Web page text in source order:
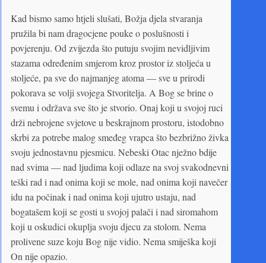
Kad bismo samo htjeli slušati, Božja djela stvaranja
pružila bi nam dragocjene pouke o poslušnosti i
povjerenju. Od zvijezda što putuju svojim nevidljivim
stazama određenim smjerom kroz prostor iz stoljeća u
stoljeće, pa sve do najmanjeg atoma — sve u prirodi
pokorava se volji svojega Stvoritelja. A Bog se brine o
svemu i održava sve što je stvorio. Onaj koji u svojoj ruci
drži nebrojene svjetove u beskrajnom prostoru, istodobno
skrbi za potrebe malog smeđeg vrapca što bezbrižno živka
svoju jednostavnu pjesmicu. Nebeski Otac nježno bdije
nad svima — nad ljudima koji odlaze na svoj svakodnevni
teški rad i nad onima koji se mole, nad onima koji navečer
idu na počinak i nad onima koji ujutro ustaju, nad
bogatašem koji se gosti u svojoj palači i nad siromahom
koji u oskudici okuplja svoju djecu za stolom. Nema
prolivene suze koju Bog nije vidio. Nema smiješka koji
On nije opazio.